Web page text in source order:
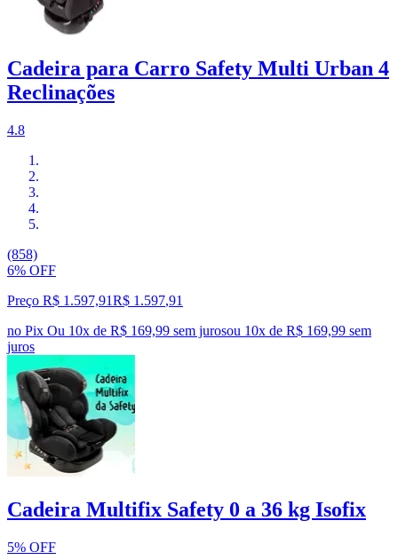
Cadeira para Carro Safety Multi Urban 4
Reclinações
4.8
(858)
6% OFF
Preço R$ 1.597,91R$ 1.597,91
no Pix Ou 10x de R$ 169,99 sem jurosou 10x de R$ 169,99 sem
juros
Cadeira Multifix Safety 0 a 36 kg Isofix
5% OFF